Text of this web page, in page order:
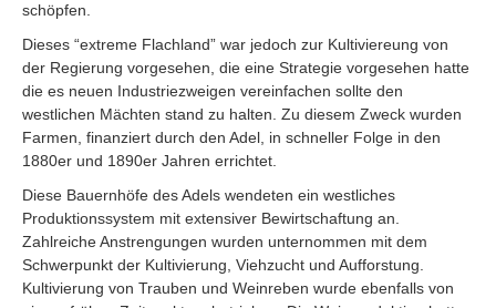
schöpfen.
Dieses “extreme Flachland” war jedoch zur Kultiviereung von
der Regierung vorgesehen, die eine Strategie vorgesehen hatte
die es neuen Industriezweigen vereinfachen sollte den
westlichen Mächten stand zu halten. Zu diesem Zweck wurden
Farmen, finanziert durch den Adel, in schneller Folge in den
1880er und 1890er Jahren errichtet.
Diese Bauernhöfe des Adels wendeten ein westliches
Produktionssystem mit extensiver Bewirtschaftung an.
Zahlreiche Anstrengungen wurden unternommen mit dem
Schwerpunkt der Kultivierung, Viehzucht und Aufforstung.
Kultivierung von Trauben und Weinreben wurde ebenfalls von